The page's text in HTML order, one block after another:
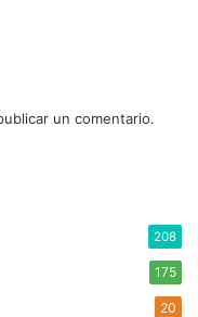
un comentario.
208
175
20